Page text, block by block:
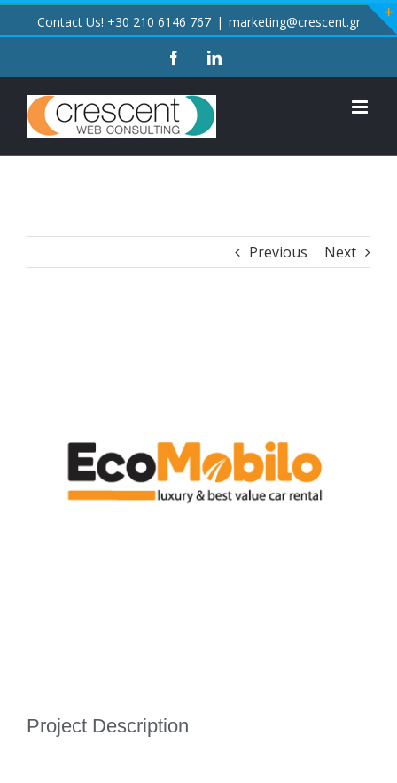
Skip
to
Contact Us! +30 210 6146 767 | marketing@crescent.gr
facebooklinkedin
Previous Next
Project Description